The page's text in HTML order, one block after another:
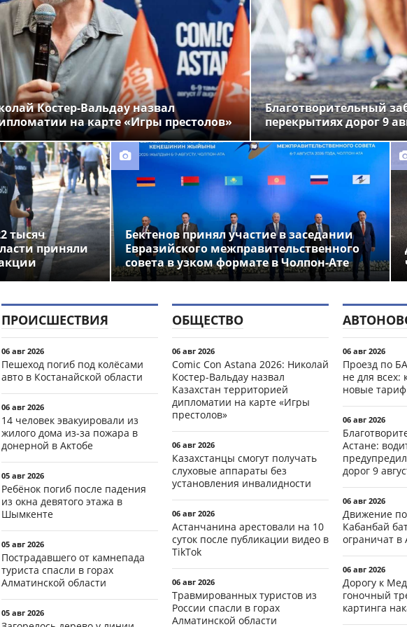
Костер-Вальдау назвал
на карте «Игры престолов»
Благотворительный
перекрытиях дорог 9
тысяч
приняли
Бектенов принял участие в заседании
Евразийского межправительственного
совета в узком формате в Чолпон-Ате
ПРОИСШЕСТВИЯ
06 авг 2026
Пешеход погиб под колёсами
авто в Костанайской области
06 авг 2026
14 человек эвакуировали из
жилого дома из-за пожара в
донерной в Актобе
05 авг 2026
Ребёнок погиб после падения
из окна девятого этажа в
Шымкенте
05 авг 2026
Пострадавшего от камнепада
туриста спасли в горах
Алматинской области
05 авг 2026
ОБЩЕСТВО
06 авг 2026
Comic Con Astana 2026: Николай
Костер-Вальдау назвал
Казахстан территорией
дипломатии на карте «Игры
престолов»
06 авг 2026
Казахстанцы смогут получать
слуховые аппараты без
установления инвалидности
06 авг 2026
Астанчанина арестовали на 10
суток после публикации видео в
TikTok
06 авг 2026
Травмированных туристов из
России спасли в горах
Алматинской области
06 авг 2026
Проезд по
не для всех:
новые
06 авг 2026
Астане:
дорог 9
06 авг 2026
Движение
Кабанбай
ограничат в
06 авг 2026
Дорогу к
гоночный
картинга